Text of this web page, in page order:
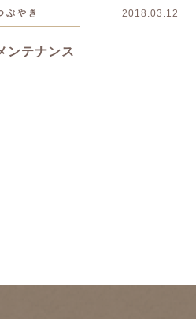
ぶやき 2018.03.12
ンテナンス